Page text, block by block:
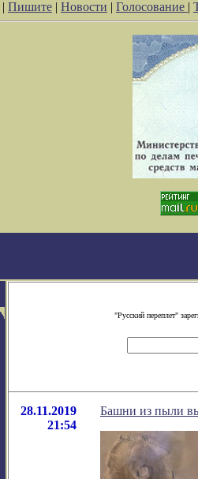
| Пишите | Новости | Голосование |
"Русский переплет"
28.11.2019
21:54
Башни из пыли